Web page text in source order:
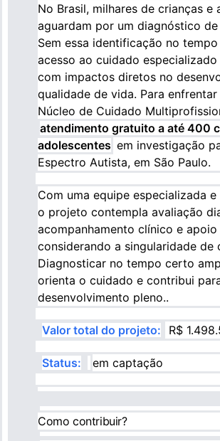
No Brasil, milhares de crianças e
aguardam por um diagnóstico
Sem essa identificação no
acesso ao cuidado
com impactos diretos no
qualidade de vida. Para
Núcleo de Cuidado
atendimento gratuito a até 400
adolescentes em investigação
Espectro Autista, em São Paulo.
Com uma equipe especializada
o projeto contempla avaliação
acompanhamento clínico e apoio
considerando a singularidade de
Diagnosticar no tempo certo
orienta o cuidado e contribui
desenvolvimento pleno..
Valor total do projeto: R$
Status: em captação
Como contribuir?